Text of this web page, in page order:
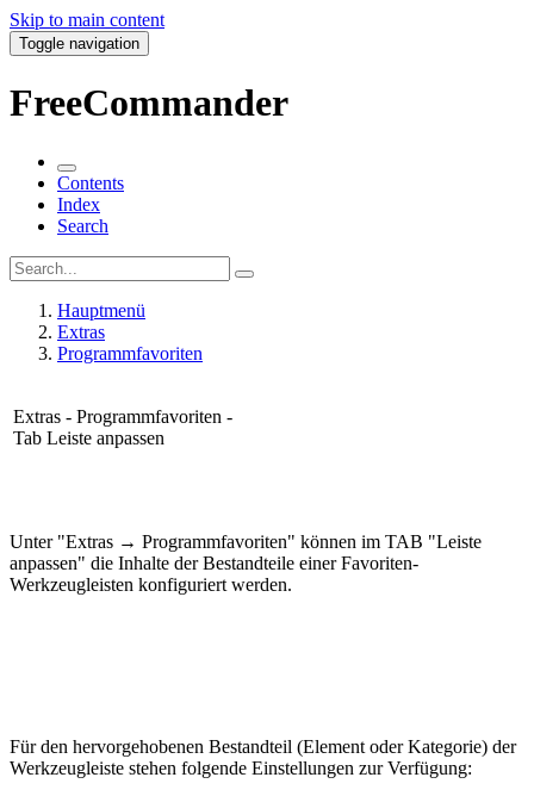
Skip to main content
Toggle navigation
FreeCommander
Contents
Index
Search
Hauptmenü
Extras
Programmfavoriten
Extras - Programmfavoriten -
Tab Leiste anpassen
Unter "Extras → Programmfavoriten" können im TAB "Leiste
anpassen" die Inhalte der Bestandteile einer Favoriten-
Werkzeugleisten konfiguriert werden.
Für den hervorgehobenen Bestandteil (Element oder Kategorie) der
Werkzeugleiste stehen folgende Einstellungen zur Verfügung: